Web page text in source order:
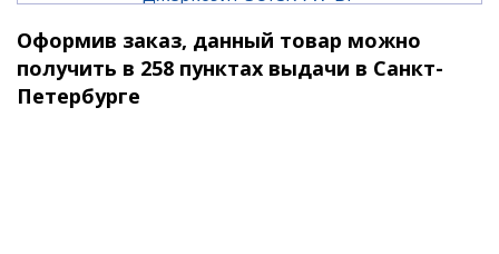
2 110 ₽ 2 540 ₽
Оформив заказ, данный товар можно
получить в 258 пунктах выдачи в Санкт-
Петербурге